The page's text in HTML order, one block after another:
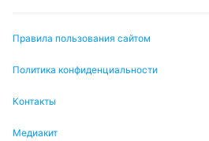
Правила пользования сайтом
Политика конфиденциальности
Контакты
Медиакит